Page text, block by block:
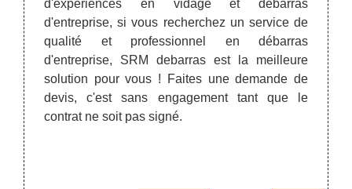
des
de
des
site
d'expériences en vidage et débarras
d'entreprise, si vous recherchez un service de
qualité et professionnel en débarras
d'entreprise, SRM debarras est la meilleure
solution pour vous ! Faites une demande de
devis, c'est sans engagement tant que le
contrat ne soit pas signé.
est